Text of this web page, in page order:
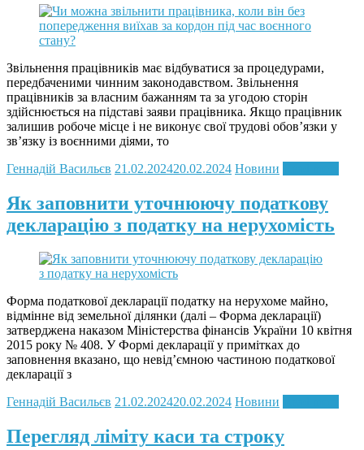
Звільнення працівників має відбуватися за процедурами,
передбаченими чинним законодавством. Звільнення
працівників за власним бажанням та за угодою сторін
здійснюється на підставі заяви працівника. Якщо працівник
залишив робоче місце і не виконує свої трудові обов’язки у
зв’язку із воєнними діями, то
Геннадій Васильєв 21.02.202420.02.2024 Новини
Як заповнити уточнюючу податкову
декларацію з податку на нерухомість
Форма податкової декларації податку на нерухоме майно,
відмінне від земельної ділянки (далі – Форма декларації)
затверджена наказом Міністерства фінансів України 10 квітня
2015 року № 408. У Формі декларації у примітках до
заповнення вказано, що невід’ємною частиною податкової
декларації з
Геннадій Васильєв 21.02.202420.02.2024 Новини
Перегляд ліміту каси та строку